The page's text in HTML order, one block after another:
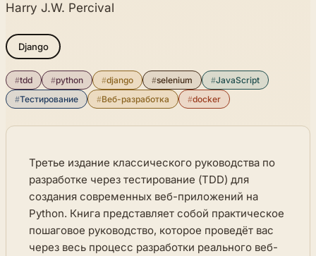
Harry J.W. Percival
Django
#tdd #python #django #selenium #JavaScript
#Тестирование #Веб-разработка #docker
Третье издание классического руководства по
разработке через тестирование (TDD) для
создания современных веб-приложений на
Python. Книга представляет собой практическое
пошаговое руководство, которое проведёт вас
через весь процесс разработки реального веб-